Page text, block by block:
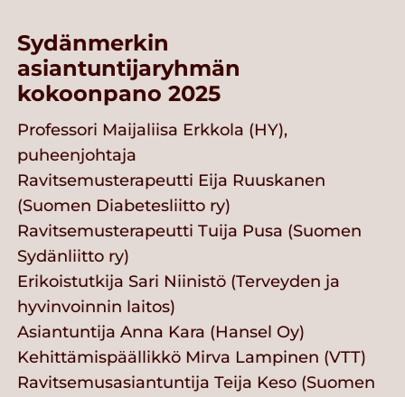
Sydänmerkin
asiantuntijaryhmän
kokoonpano 2025
Professori Maijaliisa Erkkola (HY),
puheenjohtaja
Ravitsemusterapeutti Eija Ruuskanen
(Suomen Diabetesliitto ry)
Ravitsemusterapeutti Tuija Pusa (Suomen
Sydänliitto ry)
Erikoistutkija Sari Niinistö (Terveyden ja
hyvinvoinnin laitos)
Asiantuntija Anna Kara (Hansel Oy)
Kehittämispäällikkö Mirva Lampinen (VTT)
Ravitsemusasiantuntija Teija Keso (Suomen